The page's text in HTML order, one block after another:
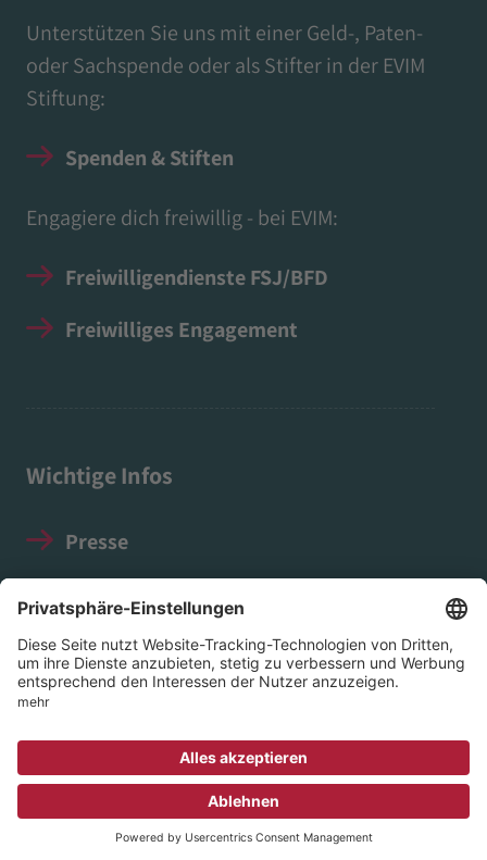
Unterstützen Sie uns mit einer Geld-, Paten-
oder Sachspende oder als Stifter in der EVIM
Stiftung:
Spenden & Stiften
Engagiere dich freiwillig - bei EVIM:
Freiwilligendienste FSJ/BFD
Freiwilliges Engagement
Wichtige Infos
Presse
Datenschutz
Social Media Guidelines
© 2026 EVIM - Evangelischer Verein für Innere
Mission in Nassau